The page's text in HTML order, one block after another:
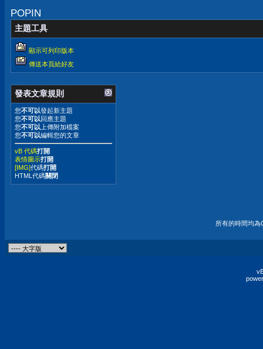
POPIN
主題工具
顯示可列印版本
傳送本頁給好友
發表文章規則
您不可以發起新主題
您不可以回應主題
您不可以 上傳附加檔案
您不可以編輯您的文章
vB 代碼打開
表情圖示打開
[IMG]代碼打開
HTML代碼關閉
所有的時間均為